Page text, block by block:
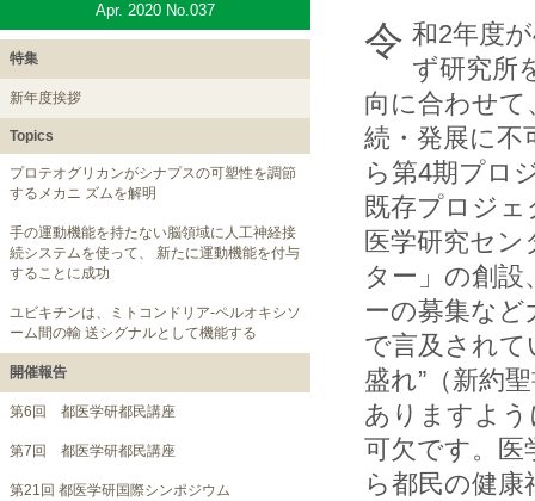
Apr. 2020 No.037
特集
新年度挨拶
Topics
プロテオグリカンがシナプスの可塑性を調節
するメカニ ズムを解明
手の運動機能を持たない脳領域に人工神経接
続システムを使って、 新たに運動機能を付与
することに成功
ユビキチンは、ミトコンドリア-ペルオキシソ
ーム間の輸 送シグナルとして機能する
開催報告
第6回 都医学研都民講座
第7回 都医学研都民講座
第21回 都医学研国際シンポジウム
令和2年度が4月から始まります。大小を問わ
ず研究所
向に合わせ
続・発展に不
ら第4期プロ
既存プロジ
医学研究セ
ター」の創
ーの募集な
で言及されて
盛れ”（新約
ありますよう
可欠です。医
ら都民の健